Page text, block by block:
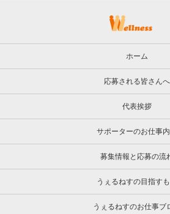
ホーム
応募される皆さんへ
代表挨拶
サポーターのお仕事
募集情報と応募の流
うぇるねすの目指す
うぇるねすのお仕事ブ